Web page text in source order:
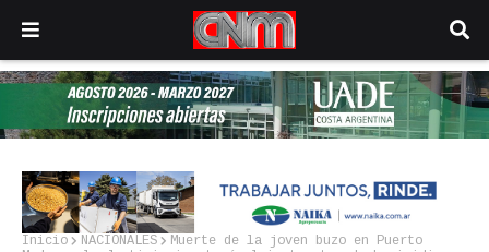
Inicio NACIONALES
Muerte de la joven buzo en Puerto